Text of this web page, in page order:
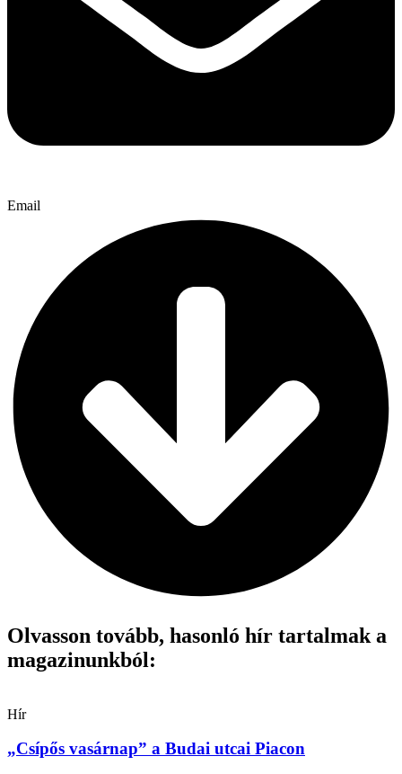
Email
Olvasson tovább, hasonló hír tartalmak a
magazinunkból:
Hír
„Csípős vasárnap” a Budai utcai Piacon